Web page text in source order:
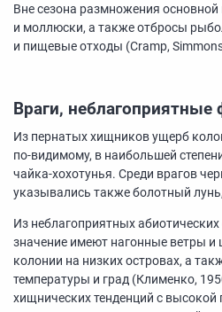
Вне сезона размножения
и моллюски, а также отбросы
и пищевые отходы (Cramp,
Враги, неблагоприятные
Из пернатых хищников ущерб
по-видимому, в наибольшей
чайка-хохотунья. Среди врагов
указывались также болотный
Из неблагоприятных
значение имеют нагонные ветры
колонии на низких островах, а
температуры и град (Клименко,
хищнических тенденций с высокой